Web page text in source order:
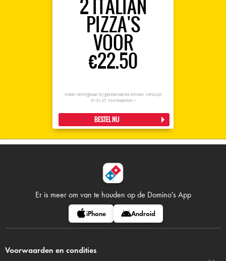
2 ITALIAN
PIZZA'S
VOOR
€22.50
Alleen verkrijgbaar bij geselecteerde winkels. Verloopt
01-01-27. Voorwaarden >
BESTEL NU
Er is meer om van te houden op de Domino's App
iPhone Android
Voorwaarden en condities